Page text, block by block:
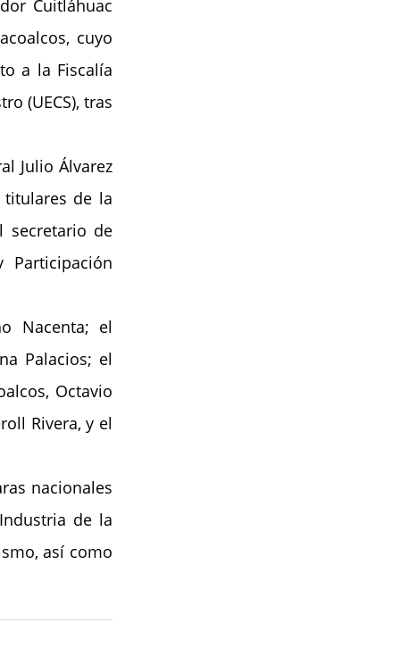
Cuitláhuac
cuyo
a la Fiscalía
(UECS), tras
Julio Álvarez
titulares de la
secretario de
Participación
Nacenta; el
Palacios; el
Octavio
Rivera, y el
nacionales
de la
así como